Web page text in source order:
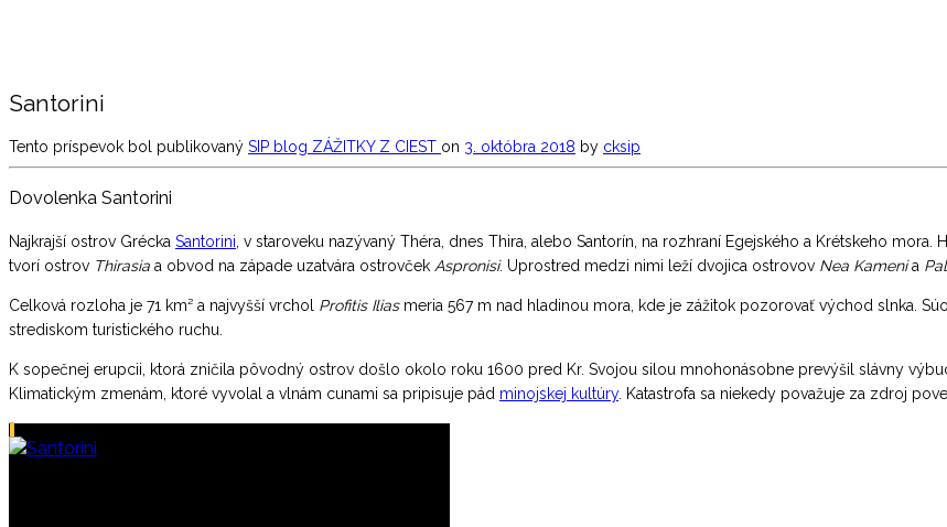
Santorini
Tento príspevok bol publikovaný SIP blog ZÁŽITKY Z CIEST on 3. októbra 2018 by cksip
Dovolenka Santorini
Najkrajší ostrov Grécka Santorini , v staroveku nazývaný Théra, dnes Thira, alebo Santorín, na rozhraní Egejského a Krétskeho
tvorí ostrov Thirasia a obvod na západe uzatvára ostrovček Aspronisi. Uprostred medzi nimi leží dvojica ostrovov Nea Kamenia
Celková rozloha je 71 km² a najvyšší vrchol Profitis Iliasmeria 567 m nad hladinou mora, kde je zážitok pozorovať východ slnka.
strediskom turistického ruchu.
K sopečnej erupcii, ktorá zničila pôvodný ostrov došlo okolo roku 1600 pred Kr. Svojou silou mnohonásobne prevýšil slávny
Klimatickým zmenám, ktoré vyvolal a vlnám cunami sa pripisuje pád minojskej kultúry. Katastrofa sa niekedy považuje za zdroj